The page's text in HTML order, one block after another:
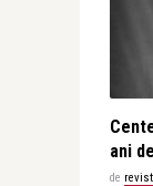
ani
de